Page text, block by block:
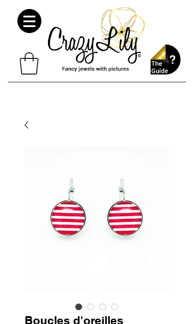
Boucles d'oreilles